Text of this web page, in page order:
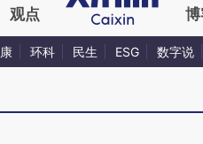
观点
环科 民生 ESG 数字说